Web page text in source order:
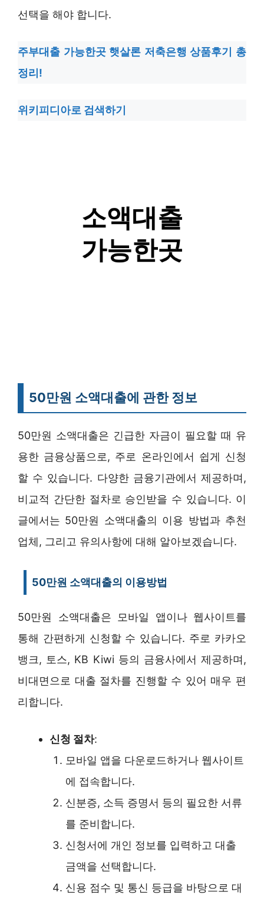
선택을 해야 합니다.
주부대출 가능한곳 햇살론 저축은행 상품후기 총
정리!
위키피디아로 검색하기
50만원 소액대출에 관한 정보
50만원 소액대출은 긴급한 자금이 필요할 때 유
용한 금융상품으로, 주로 온라인에서 쉽게 신청
할 수 있습니다. 다양한 금융기관에서 제공하며,
비교적 간단한 절차로 승인받을 수 있습니다. 이
글에서는 50만원 소액대출의 이용 방법과 추천
업체, 그리고 유의사항에 대해 알아보겠습니다.
50만원 소액대출의 이용방법
50만원 소액대출은 모바일 앱이나 웹사이트를
통해 간편하게 신청할 수 있습니다. 주로 카카오
뱅크, 토스, KB Kiwi 등의 금융사에서 제공하며,
비대면으로 대출 절차를 진행할 수 있어 매우 편
리합니다.
신청 절차:
모바일 앱을 다운로드하거나 웹사이트
에 접속합니다.
신분증, 소득 증명서 등의 필요한 서류
를 준비합니다.
신청서에 개인 정보를 입력하고 대출
금액을 선택합니다.
신용 점수 및 통신 등급을 바탕으로 대